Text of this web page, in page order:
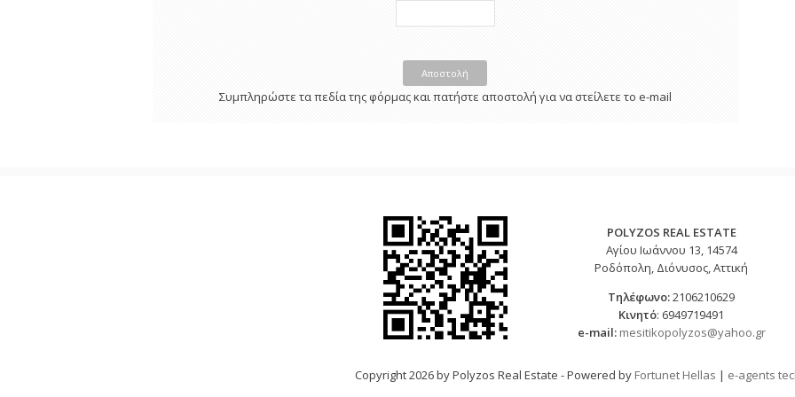
Αποστολή
Συμπληρώστε τα πεδία της φόρμας και πατήστε αποστολή για να στείλετε το e-mail
POLYZOS REAL ESTATE
Αγίου Ιωάννου 13, 14574
Ροδόπολη, Διόνυσος, Αττική
Τηλέφωνο:2106210629
Κινητό: 6949719491
e-mail: mesitikopolyzos@yahoo.gr
Copyright 2026 by Polyzos Real Estate - Powered by Fortunet Hellas | e-agents